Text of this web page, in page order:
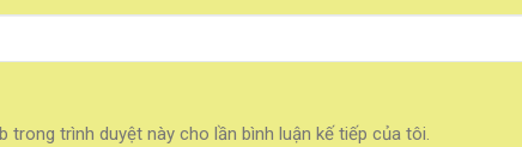
trong trình duyệt này cho lần bình luận kế tiếp của tôi.